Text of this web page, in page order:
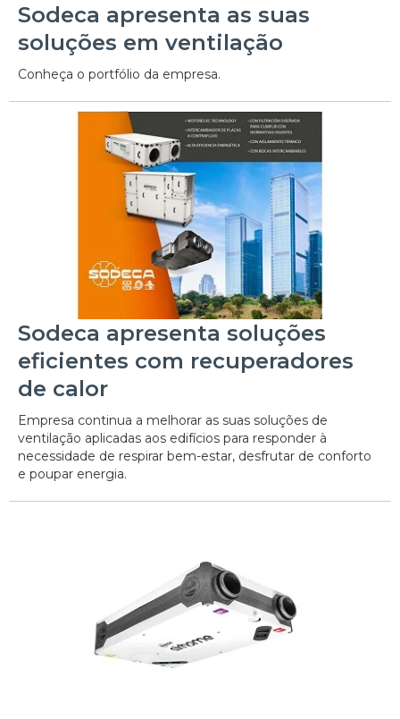
Sodeca apresenta as suas
soluções em ventilação
Conheça o portfólio da empresa.
Sodeca apresenta soluções
eficientes com recuperadores
de calor
Empresa continua a melhorar as suas soluções de
ventilação aplicadas aos edifícios para responder à
necessidade de respirar bem-estar, desfrutar de conforto
e poupar energia.